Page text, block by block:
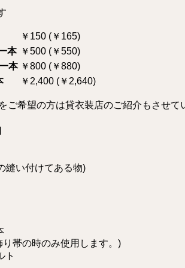
￥150 (￥165)
本 ￥500 (￥550)
本 ￥800 (￥880)
￥2,400 (￥2,640)
ご希望の方は貸衣装店のご紹介もさせて
縫い付けてある物)
り帯の時のみ使用します。)
ト